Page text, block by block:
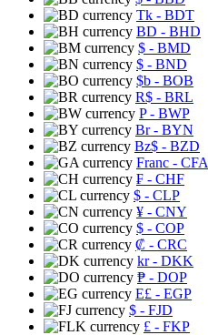
Tk - BDT
BD - BHD
$ - BMD
$ - BND
$b - BOB
R$ - BRL
P- BWP
Br- BYN
Bz$ - BZD
Franc - CFA
₣ - CHF
$ - CLP
¥ - CNY
$ - COP
₡ - CRC
kr- DKK
₱ - DOP
E£ - EGP
$ - FJD
£ - FKP